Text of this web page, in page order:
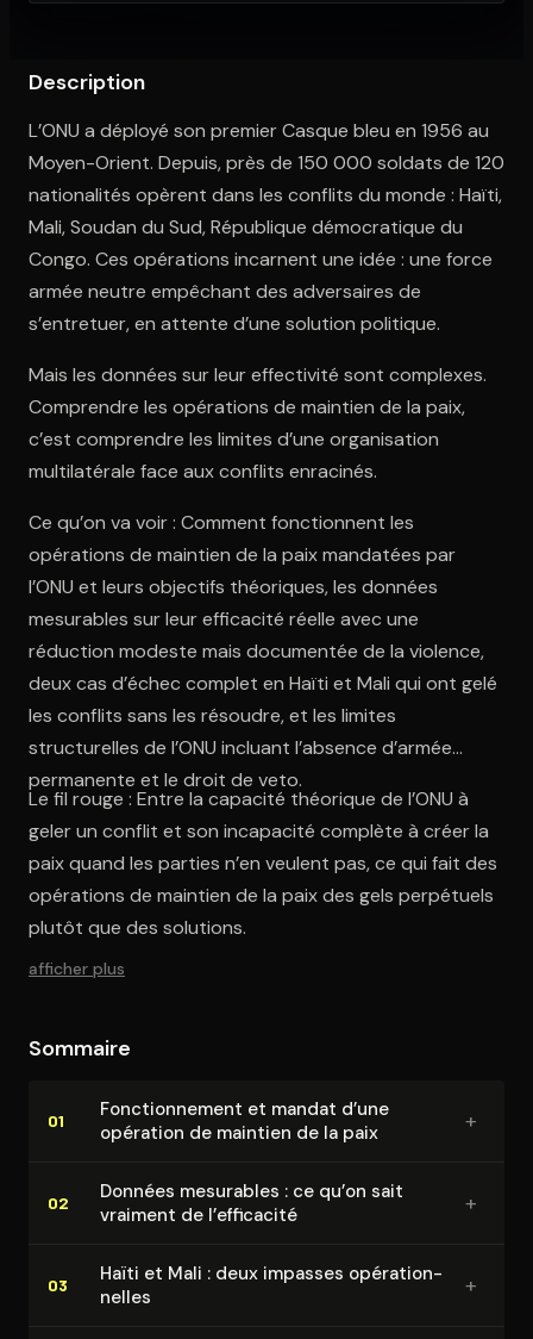
Description
L’ONU a déployé son premier Casque bleu en 1956 au
Moyen-Orient. Depuis, près de 150 000 soldats de 120
nationalités opèrent dans les conflits du monde : Haïti,
Mali, Soudan du Sud, République démocratique du
Congo. Ces opérations incarnent une idée : une force
armée neutre empêchant des adversaires de
s’entretuer, en attente d’une solution politique.
Mais les données sur leur effectivité sont complexes.
Comprendre les opérations de maintien de la paix,
c’est comprendre les limites d’une organisation
multilatérale face aux conflits enracinés.
Ce qu’on va voir : Comment fonctionnent les
opérations de maintien de la paix mandatées par
l’ONU et leurs objectifs théoriques, les données
mesurables sur leur efficacité réelle avec une
réduction modeste mais documentée de la violence,
deux cas d’échec complet en Haïti et Mali qui ont gelé
les conflits sans les résoudre, et les limites
structurelles de l’ONU incluant l’absence d’armée
permanente et le droit de veto.
Le fil rouge : Entre la capacité théorique de l’ONU à
geler un conflit et son incapacité complète à créer la
paix quand les parties n’en veulent pas, ce qui fait des
opérations de maintien de la paix des gels perpétuels
plutôt que des solutions.
afficher plus
Sommaire
01
Fonc­tion­ne­ment et mandat d’une
opération de maintien de la paix
+
02
Données mesurables : ce qu’on sait
vraiment de l’efficacité
+
03
Haïti et Mali : deux impasses opé­ra­tion­
nelles
+